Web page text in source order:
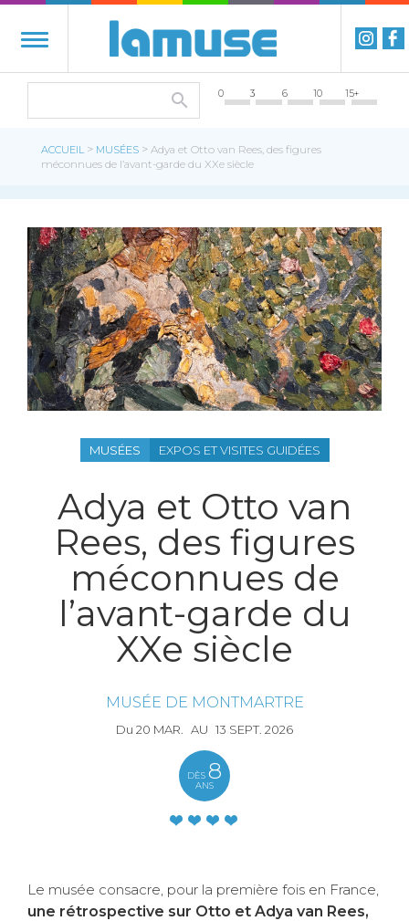
0 3 6 10 15+
ACCUEIL > MUSÉES > Adya et Otto van Rees, des figures
méconnues de l’avant-garde du XXe siècle
MUSÉES EXPOS ET VISITES GUIDÉES
Adya et Otto van
Rees, des figures
méconnues de
l’avant-garde du
XXe siècle
MUSÉE DE MONTMARTRE
Du 20 MAR. AU 13 SEPT. 2026
DÈS 8
ANS
Le musée consacre, pour la première fois en France,
une rétrospective sur Otto et Adya van Rees,